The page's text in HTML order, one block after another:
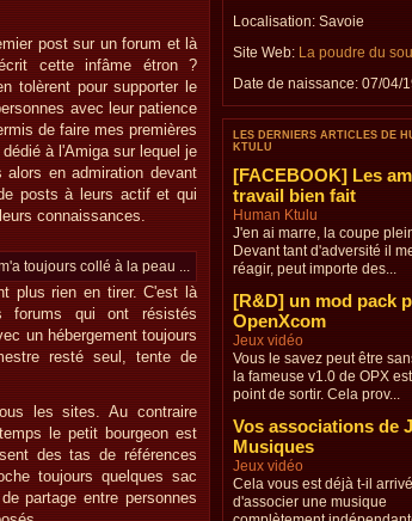
post sur un forum et là
cette infâme étron ?
tolèrent pour supporter le
avec leur patience
de faire mes premières
à l'Amiga sur lequel je
en admiration devant
posts à leurs actif et qui
connaissances.
toujours collé à la peau ...
plus rien en tirer. C'est là
forums qui ont résistés
un hébergement toujours
resté seul, tente de
les sites. Au contraire
le petit bourgeon est
des tas de références
toujours quelques sac
partage entre personnes
Localisation: Savoie
Site Web: La poudre du
Date de naissance: 07/04/
LES DERNIERS ARTICLES DE
KTULU
[FACEBOOK] Les
travail bien fait
Human Ktulu
J'en ai marre, la coupe
Devant tant d'adversité il
réagir, peut importe des...
[R&D] un mod pack
OpenXcom
Jeux vidéo
Vous le savez peut être
la fameuse v1.0 de OPX
point de sortir. Cela prov...
Vos associations de
Musiques
Jeux vidéo
Cela vous est déjà t-il arrivé
d'associer une musique